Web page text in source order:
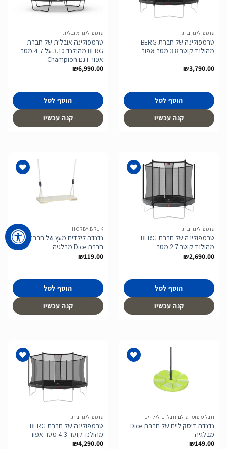
טרמפולינה ברג
טרמפולינה של חברת BERG
מהולנד קוטר 3.8 מטר אפור
₪3,790.00
הוסף לסל
קנה עכשיו
טרמפולינה אובלית
טרמפולינה אובלית של חברת
BERG מהולנד 3.10 על 4.7 מטר
אפור דגם Champion
₪6,990.00
הוסף לסל
קנה עכשיו
טרמפולינה ברג
טרמפולינה של חברת BERG
מהולנד קוטר 2.7 מטר
₪2,690.00
הוסף לסל
קנה עכשיו
HORBY BRUK
נדנדה לילדים מעץ של חברת
חברת Dice מבלגיה
₪119.00
הוסף לסל
קנה עכשיו
חבל טיפוס וסולם חבלים לילדים
נדנדת דיסק ליים של חברת Dice
מבלגיה
₪149.00
טרמפולינה ברג
טרמפולינה של חברת BERG
מהולנד קוטר 4.3 מטר אפור
₪4,290.00